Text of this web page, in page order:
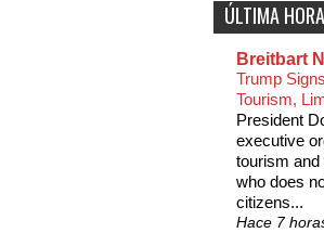
ÚLTIMA HORA
Breitbart
Trump
Tourism,
President
executive
tourism and
who does
citizens...
Hace 7